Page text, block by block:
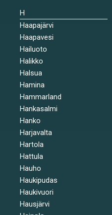
H
Haapajärvi
Haapavesi
Hailuoto
Halikko
Halsua
Hamina
Hammarland
Hankasalmi
Hanko
Harjavalta
Hartola
Hattula
Hauho
Haukipudas
Haukivuori
Hausjärvi